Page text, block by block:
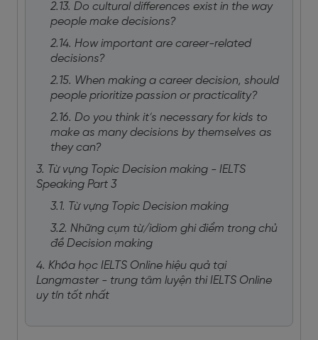
2.13. Do cultural differences exist in the way
people make decisions?
2.14. How important are career-related
decisions?
2.15. When making a career decision, should
people prioritize passion or practicality?
2.16. Do you think it’s necessary for kids to
make as many decisions by themselves as
they can?
3. Từ vựng Topic Decision making - IELTS
Speaking Part 3
3.1. Từ vựng Topic Decision making
3.2. Những cụm từ/idiom ghi điểm trong chủ
đề Decision making
4. Khóa học IELTS Online hiệu quả tại
Langmaster - trung tâm luyện thi IELTS Online
uy tín tốt nhất